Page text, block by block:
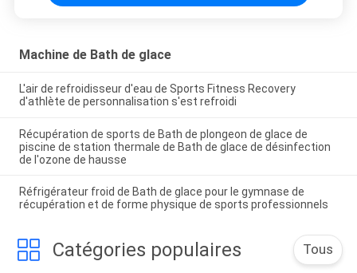
Machine de Bath de glace
L'air de refroidisseur d'eau de Sports Fitness Recovery
d'athlète de personnalisation s'est refroidi
Récupération de sports de Bath de plongeon de glace de
piscine de station thermale de Bath de glace de désinfection
de l'ozone de hausse
Réfrigérateur froid de Bath de glace pour le gymnase de
récupération et de forme physique de sports professionnels
Catégories populaires Tous